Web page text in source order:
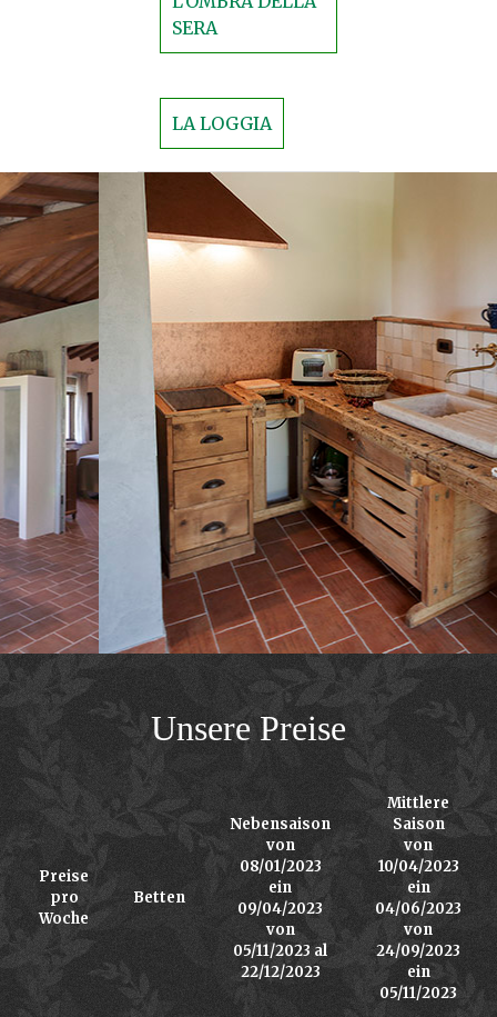
SERA
LA LOGGIA
Unsere Preise
Preise
pro
Woche
Betten
Nebensaison
von
08/01/2023
ein
09/04/2023
von
05/11/2023 al
22/12/2023
Mittlere
Saison
von
10/04/2023
ein
04/06/2023
von
24/09/2023
ein
05/11/2023